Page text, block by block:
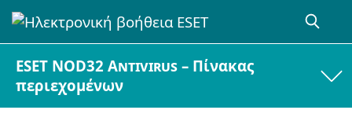
ESET NOD32 Antivirus – Πίνακας
περιεχομένων